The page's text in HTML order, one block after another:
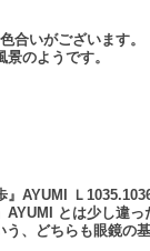
合いがございます。
のようです。
AYUMI Ｌ
とは少し違
どちらも眼鏡の